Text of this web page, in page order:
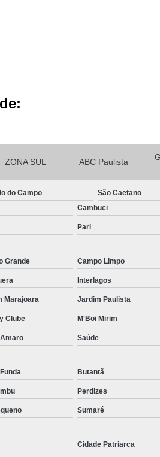
Micropigmentação
Micropigmentação de Barba São
Fio a Fio Barba
na Barba ABC
Nano Micropigmentação de Barba
Pigmentação Cabelo Rio
Nano
Nano
Nano
Capilar 3d
Pigmentação Capilar em
Pigmentação de Cabelo
ZONA SUL ABC Paulista
do Campo São Caetano
Cambuci
Pari
Grande Campo Limpo
Interlagos
Marajoara Jardim Paulista
Clube M'Boi Mirim
Saúde
Butantã
Perdizes
Sumaré
Cidade Patriarca